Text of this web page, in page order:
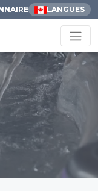
LANGUES